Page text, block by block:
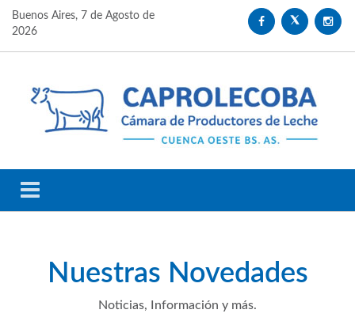
Buenos Aires, 7 de Agosto de
2026
Nuestras Novedades
Noticias, Información y más.